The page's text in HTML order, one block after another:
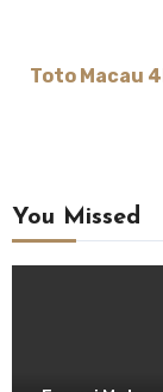
Toto Macau
You Missed